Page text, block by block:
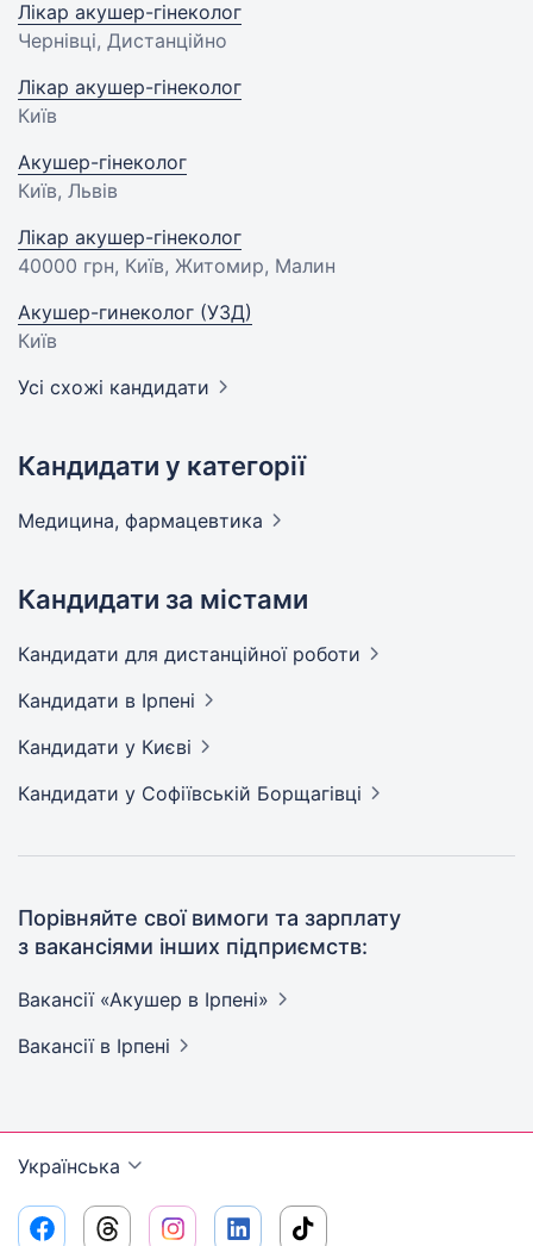
Лікар акушер-гінеколог
Чернівці, Дистанційно
Лікар акушер-гінеколог
Київ
Акушер-гінеколог
Київ, Львів
Лікар акушер-гінеколог
40000 грн, Київ, Житомир, Малин
Акушер-гинеколог (УЗД)
Київ
Усі схожі кандидати
Кандидати у категорії
Медицина, фармацевтика
Кандидати за містами
Кандидати для дистанційної роботи
Кандидати в Ірпені
Кандидати у Києві
Кандидати у Софіївській Борщагівці
Порівняйте свої вимоги та зарплату
з вакансіями інших підприємств:
Вакансії «Акушер в Ірпені»
Вакансії в Ірпені
Українська